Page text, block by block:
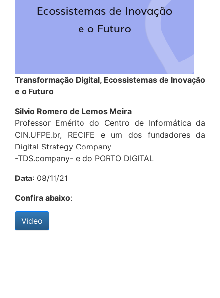
Transformação Digital, Ecossistemas de Inovação
e o Futuro
Silvio Romero de Lemos Meira
Professor Emérito do Centro de Informática da
CIN.UFPE.br, RECIFE e um dos fundadores da
Digital Strategy Company
-TDS.company- e do PORTO DIGITAL
Data: 08/11/21
Confira abaixo:
Vídeo